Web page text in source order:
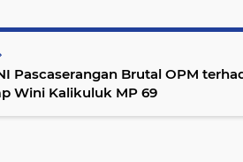
Pascaserangan Brutal OPM
Wini Kalikuluk MP 69